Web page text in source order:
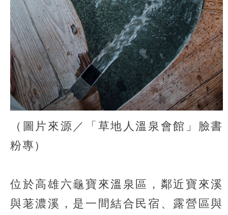
（圖片來源／「草地人溫泉會館」臉書
粉專）
位於高雄六龜寶來溫泉區，鄰近寶來溪
與荖濃溪，是一間結合民宿、露營區與